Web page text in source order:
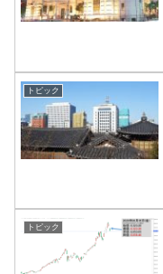
トピック
トピック